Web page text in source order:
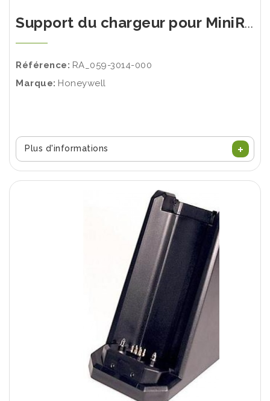
Support du chargeur pour MiniRAE 3000 - MiniRAE Lite - PPB RAE 3000
Référence: RA_059-3014-000
Marque: Honeywell
Plus d'informations